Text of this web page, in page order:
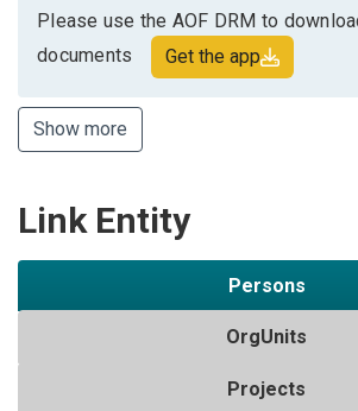
Please use the AOF DRM to
documents
Get the app
Show more
Link Entity
Persons
OrgUnits
Projects